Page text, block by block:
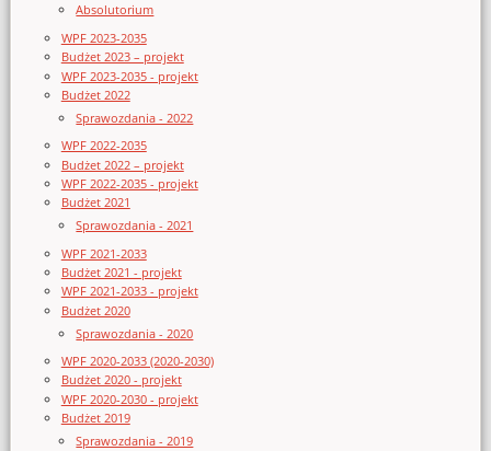
Absolutorium
WPF 2023-2035
Budżet 2023 – projekt
WPF 2023-2035 - projekt
Budżet 2022
Sprawozdania - 2022
WPF 2022-2035
Budżet 2022 – projekt
WPF 2022-2035 - projekt
Budżet 2021
Sprawozdania - 2021
WPF 2021-2033
Budżet 2021 - projekt
WPF 2021-2033 - projekt
Budżet 2020
Sprawozdania - 2020
WPF 2020-2033 (2020-2030)
Budżet 2020 - projekt
WPF 2020-2030 - projekt
Budżet 2019
Sprawozdania - 2019